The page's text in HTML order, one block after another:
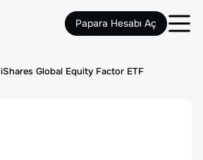
Papara Hesabı Aç
iShares Global Equity Factor ETF